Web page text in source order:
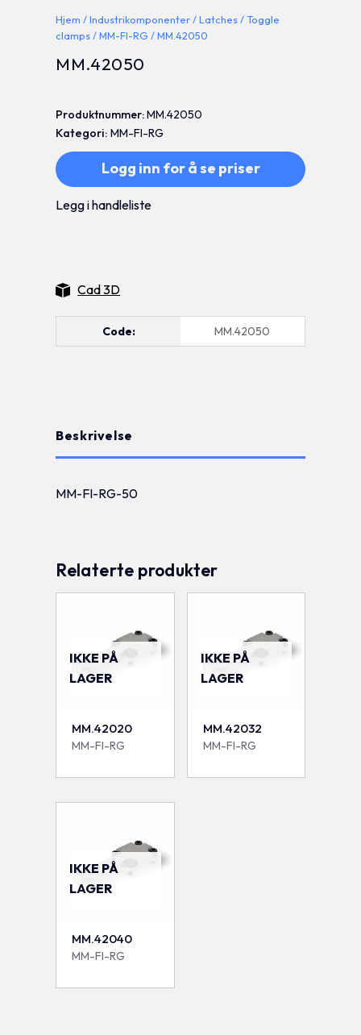
Hjem /Industrikomponenter/Latches/Toggle
clamps/MM-FI-RG / MM.42050
MM.42050
Produktnummer:MM.42050
Kategori:MM-FI-RG
Logg inn for å se priser
Legg i handleliste
Code: MM.42050
Cad 3D
Beskrivelse
MM-FI-RG-50
Relaterte produkter
IKKE PÅ
LAGER
MM.42020
MM-FI-RG
IKKE PÅ
LAGER
MM.42032
MM-FI-RG
IKKE PÅ
LAGER
MM.42040
MM-FI-RG